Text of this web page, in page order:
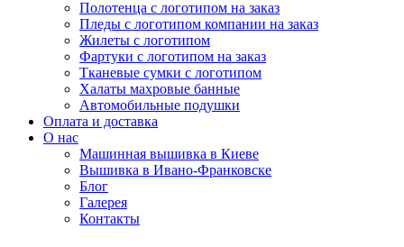
Полотенца с логотипом на заказ
Пледы с логотипом компании на заказ
Жилеты с логотипом
Фартуки с логотипом на заказ
Тканевые сумки с логотипом
Халаты махровые банные
Автомобильные подушки
Оплата и доставка
О нас
Машинная вышивка в Киеве
Вышивка в Ивано-Франковске
Блог
Галерея
Контакты